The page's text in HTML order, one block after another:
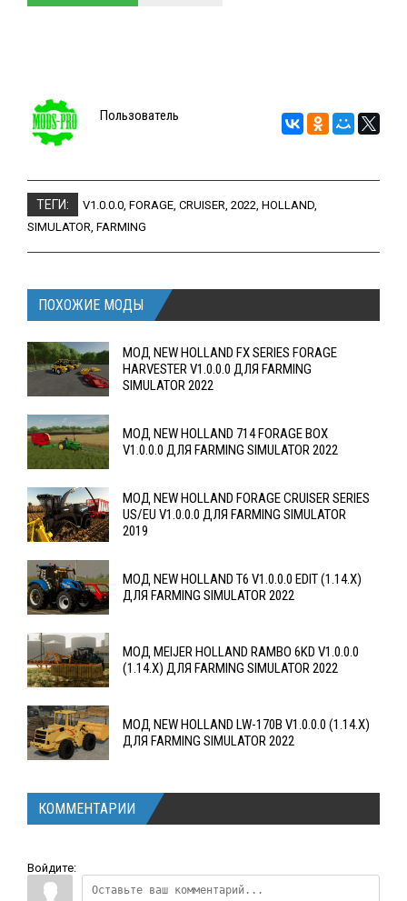
Пользователь
ТЕГИ: V1.0.0.0, FORAGE, CRUISER, 2022, HOLLAND,
SIMULATOR, FARMING
ПОХОЖИЕ МОДЫ
МОД NEW HOLLAND FX SERIES FORAGE
HARVESTER V1.0.0.0 ДЛЯ FARMING
SIMULATOR 2022
MOД NEW HOLLAND 714 FORAGE BOX
V1.0.0.0 ДЛЯ FARMING SIMULATOR 2022
МОД NEW HOLLAND FORAGE CRUISER SERIES
US/EU V1.0.0.0 ДЛЯ FARMING SIMULATOR
2019
МОД NEW HOLLAND T6 V1.0.0.0 EDIT (1.14.X)
ДЛЯ FARMING SIMULATOR 2022
МОД MEIJER HOLLAND RAMBO 6KD V1.0.0.0
(1.14.X) ДЛЯ FARMING SIMULATOR 2022
МОД NEW HOLLAND LW-170B V1.0.0.0 (1.14.X)
ДЛЯ FARMING SIMULATOR 2022
КОММЕНТАРИИ
Войдите: